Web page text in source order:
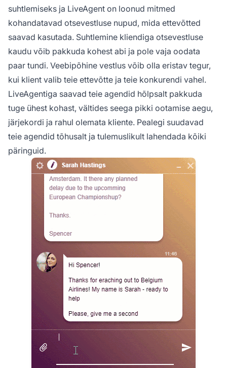
suhtlemiseks ja LiveAgent on loonud mitmed
kohandatavad otsevestluse nupud, mida ettevõtted
saavad kasutada. Suhtlemine kliendiga otsevestluse
kaudu võib pakkuda kohest abi ja pole vaja oodata
paar tundi. Veebipõhine vestlus võib olla eristav tegur,
kui klient valib teie ettevõtte ja teie konkurendi vahel.
LiveAgentiga saavad teie agendid hõlpsalt pakkuda
tuge ühest kohast, vältides seega pikki ootamise aegu,
järjekordi ja rahul olemata kliente. Pealegi suudavad
teie agendid tõhusalt ja tulemuslikult lahendada kõiki
päringuid.